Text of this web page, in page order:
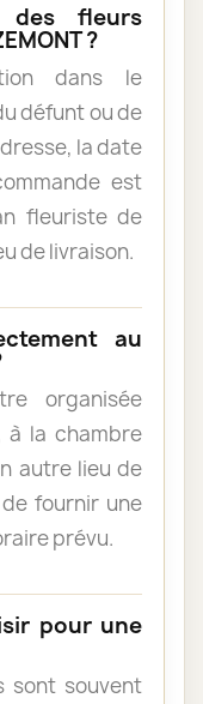
des fleurs
?
dans le
défunt ou de
la date
est
fleuriste de
de livraison.
au
organisée
à la chambre
autre lieu de
fournir une
prévu.
pour une
sont souvent